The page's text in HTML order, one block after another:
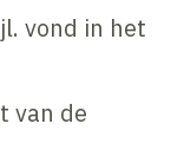
vond in het
van de